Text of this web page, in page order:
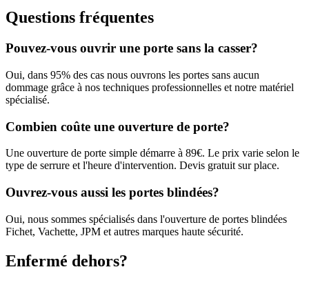
Questions fréquentes
Pouvez-vous ouvrir une porte sans la casser?
Oui, dans 95% des cas nous ouvrons les portes sans aucun
dommage grâce à nos techniques professionnelles et notre matériel
spécialisé.
Combien coûte une ouverture de porte?
Une ouverture de porte simple démarre à 89€. Le prix varie selon le
type de serrure et l'heure d'intervention. Devis gratuit sur place.
Ouvrez-vous aussi les portes blindées?
Oui, nous sommes spécialisés dans l'ouverture de portes blindées
Fichet, Vachette, JPM et autres marques haute sécurité.
Enfermé dehors?